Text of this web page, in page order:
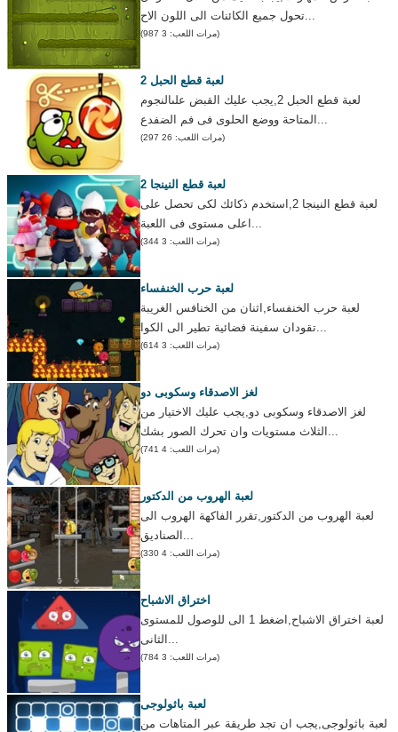
تحول جميع الكائنات الى اللون الاح...
(مرات اللعب: 3 987)
لعبة قطع الحبل 2
لعبة قطع الحبل 2,يجب عليك القبض علىالنجوم
المتاحة ووضع الحلوى فى فم الضفدع...
(مرات اللعب: 26 297)
لعبة قطع النينجا 2
لعبة قطع النينجا 2,استخدم ذكائك لكى تحصل على
اعلى مستوى فى اللعبة...
(مرات اللعب: 3 344)
لعبة حرب الخنفساء
لعبة حرب الخنفساء,اثنان من الخنافس الغريبة
تقودان سفينة فضائية تطير الى الكوا...
(مرات اللعب: 3 614)
لغز الاصدقاء وسكوبى دو
لغز الاصدقاء وسكوبى دو,يجب عليك الاختيار من
الثلاث مستويات وان تحرك الصور بشك...
(مرات اللعب: 4 741)
لعبة الهروب من الدكتور
لعبة الهروب من الدكتور,تقرر الفاكهة الهروب الى
الصناديق...
(مرات اللعب: 4 330)
اختراق الاشباح
لعبة اختراق الاشباح,اضغط 1 الى للوصول للمستوى
الثانى...
(مرات اللعب: 3 784)
لعبة باثولوجى
لعبة باثولوجى,يجب ان تجد طريقة عبر المتاهات من